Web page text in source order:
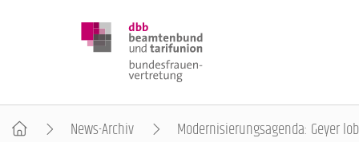
News-Archiv Modernisierungsagenda: Geyer